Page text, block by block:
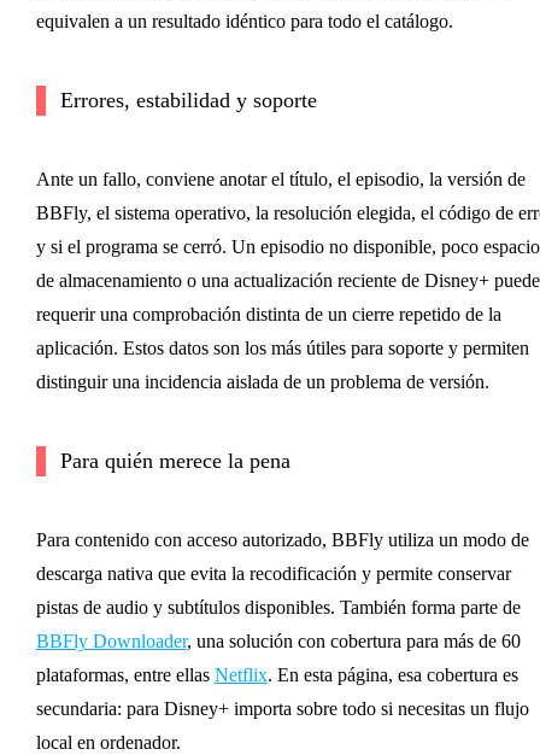
equivalen a un resultado idéntico para todo el catálogo.
Errores, estabilidad y soporte
Ante un fallo, conviene anotar el título, el episodio, la versión de
BBFly, el sistema operativo, la resolución elegida, el código de
y si el programa se cerró. Un episodio no disponible, poco espacio
de almacenamiento o una actualización reciente de Disney+
requerir una comprobación distinta de un cierre repetido de la
aplicación. Estos datos son los más útiles para soporte y permiten
distinguir una incidencia aislada de un problema de versión.
Para quién merece la pena
Para contenido con acceso autorizado, BBFly utiliza un modo de
descarga nativa que evita la recodificación y permite conservar
pistas de audio y subtítulos disponibles. También forma parte de
BBFly Downloader, una solución con cobertura para más de 60
plataformas, entre ellas Netflix. En esta página, esa cobertura es
secundaria: para Disney+ importa sobre todo si necesitas un flujo
local en ordenador.